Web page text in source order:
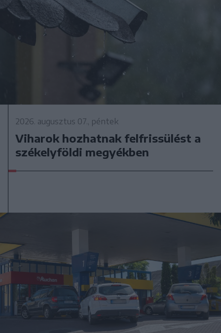
2026. augusztus 07., péntek
Viharok hozhatnak felfrissülést a
székelyföldi megyékben